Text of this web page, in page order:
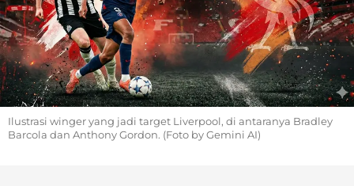
Ilustrasi winger yang jadi target Liverpool, di antaranya Bradley
Barcola dan Anthony Gordon. (Foto by Gemini AI)